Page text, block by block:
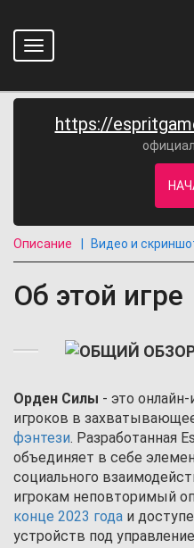
Toggle
navigation
Орден Силы
https://
Описание Видео и
Об этой игре
Орден Силы - это онлайн-
игроков в
фэнтези. Разработанная
объединяет в себе
социального
игрокам неповторимый
конце 2023 года и
устройств под